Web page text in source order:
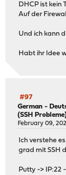
DHCP ist kein
Auf der
Und ich kann
Habt ihr Idee
#97
German -
(SSH
February 09,
Ich verstehe
grad mit SSH
Putty -> IP:22